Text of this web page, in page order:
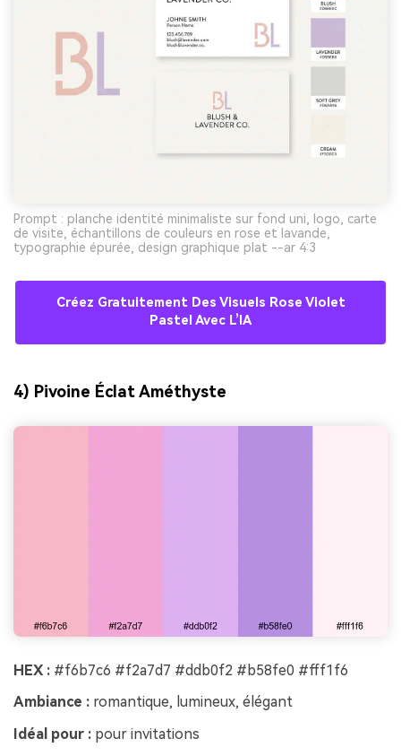
Prompt : planche identité minimaliste sur fond uni, logo, carte
de visite, échantillons de couleurs en rose et lavande,
typographie épurée, design graphique plat --ar 4:3
Créez Gratuitement Des Visuels Rose Violet
Pastel Avec L’IA
4) Pivoine Éclat Améthyste
HEX : #f6b7c6 #f2a7d7 #ddb0f2 #b58fe0 #fff1f6
Ambiance : romantique, lumineux, élégant
Idéal pour : pour invitations